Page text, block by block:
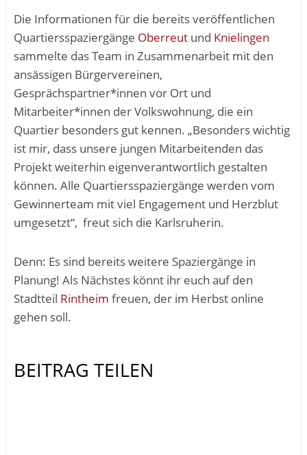
Die Informationen für die bereits veröffentlichen
Quartiersspaziergänge Oberreut und Knielingen
sammelte das Team in Zusammenarbeit mit den
ansässigen Bürgervereinen,
Gesprächspartner*innen vor Ort und
Mitarbeiter*innen der Volkswohnung, die ein
Quartier besonders gut kennen. „Besonders wichtig
ist mir, dass unsere jungen Mitarbeitenden das
Projekt weiterhin eigenverantwortlich gestalten
können. Alle Quartiersspaziergänge werden vom
Gewinnerteam mit viel Engagement und Herzblut
umgesetzt“, freut sich die Karlsruherin.
Denn: Es sind bereits weitere Spaziergänge in
Planung! Als Nächstes könnt ihr euch auf den
Stadtteil Rintheim freuen, der im Herbst online
gehen soll.
BEITRAG TEILEN